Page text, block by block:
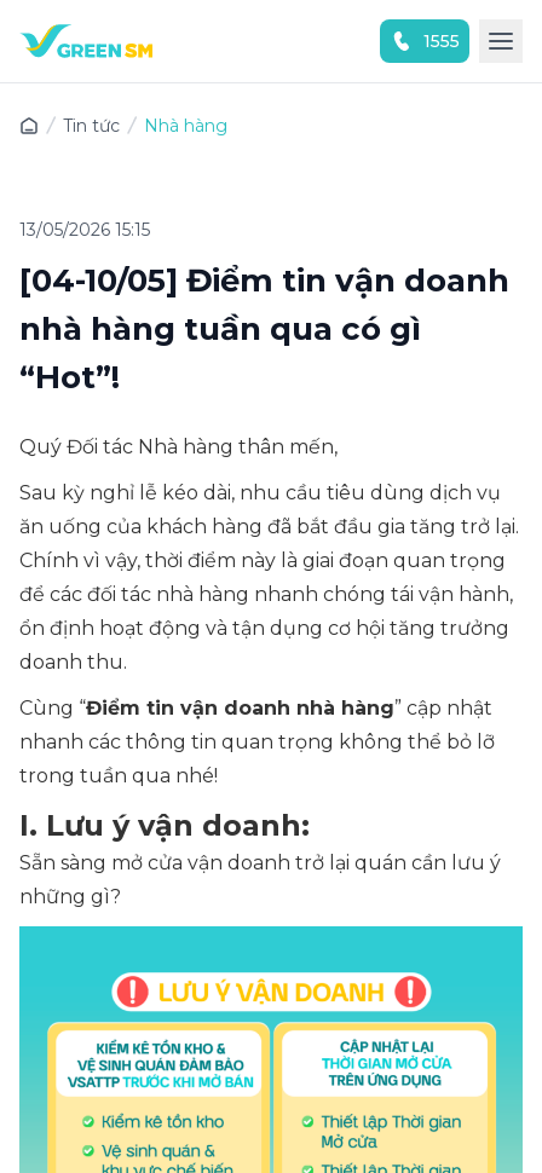
1555
Tin tức Nhà hàng
13/05/2026 15:15
[04-10/05] Điểm tin vận doanh
nhà hàng tuần qua có gì
“Hot”!
Quý Đối tác Nhà hàng thân mến,
Sau kỳ nghỉ lễ kéo dài, nhu cầu tiêu dùng dịch vụ
ăn uống của khách hàng đã bắt đầu gia tăng trở lại.
Chính vì vậy, thời điểm này là giai đoạn quan trọng
để các đối tác nhà hàng nhanh chóng tái vận hành,
ổn định hoạt động và tận dụng cơ hội tăng trưởng
doanh thu.
Cùng “Điểm tin vận doanh nhà hàng” cập nhật
nhanh các thông tin quan trọng không thể bỏ lỡ
trong tuần qua nhé!
I. Lưu ý vận doanh:
Sẵn sàng mở cửa vận doanh trở lại quán cần lưu ý
những gì?